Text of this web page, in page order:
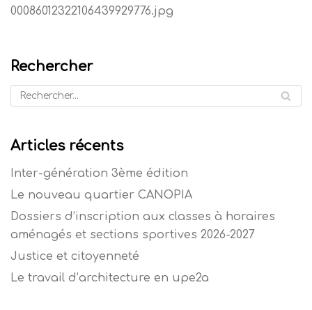
00086012322106439929776.jpg
Rechercher
Articles récents
Inter-génération 3ème édition
Le nouveau quartier CANOPIA
Dossiers d’inscription aux classes à horaires
aménagés et sections sportives 2026-2027
Justice et citoyenneté
Le travail d’architecture en upe2a